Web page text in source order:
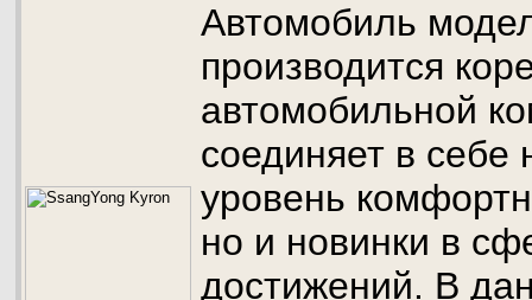
Автомобиль
производится
автомобильной
соединяет в себе
уровень
но и новинки в
достижений. В